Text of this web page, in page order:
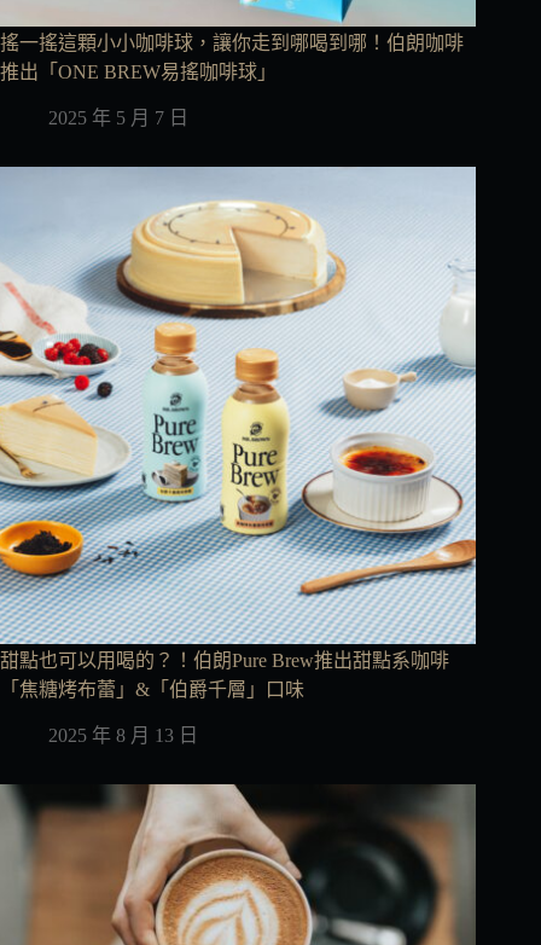
搖一搖這顆小小咖啡球，讓你走到哪喝到哪！伯朗咖啡
推出「ONE BREW易搖咖啡球」
2025 年 5 月 7 日
甜點也可以用喝的？！伯朗Pure Brew推出甜點系咖啡
「焦糖烤布蕾」&「伯爵千層」口味
2025 年 8 月 13 日